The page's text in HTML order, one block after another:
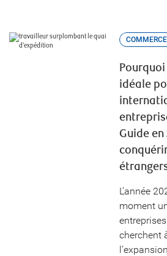
Pourquoi
idéale
Guide
L’année
moment
cherchent